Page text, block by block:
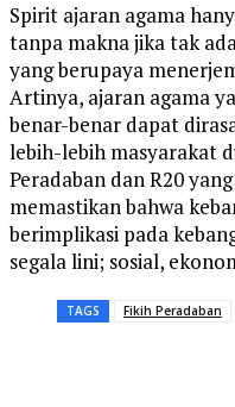
Spirit ajaran agama
tanpa makna jika tak
yang berupaya
Artinya, ajaran agama
benar-benar dapat
lebih-lebih masyarakat
Peradaban dan R20
memastikan bahwa
berimplikasi pada
segala lini; sosial,
TAGS Fikih Peradaban